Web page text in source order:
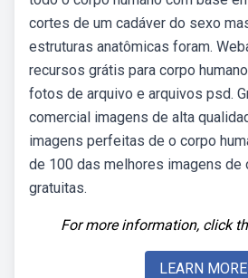
cortes de um cadáver do sexo
estruturas anatômicas foram.
recursos grátis para corpo
fotos de arquivo e arquivos psd.
comercial imagens de alta
imagens perfeitas de o corpo
de 100 das melhores imagens de
gratuitas.
For more information, click
LEARN MORE